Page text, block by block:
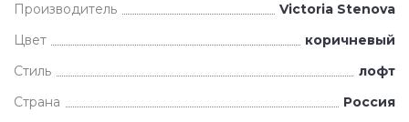
Производитель
Victoria Stenova
Цвет
коричневый
Стиль
лофт
Страна
Россия